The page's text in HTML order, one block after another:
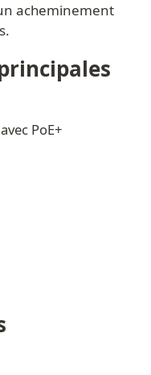
acheminement
PoE+